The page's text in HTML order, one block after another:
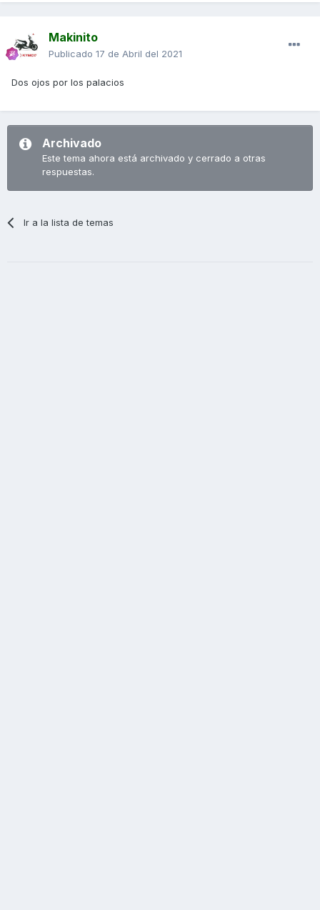
Makinito
Publicado 17 de Abril del 2021
Dos ojos por los palacios
Archivado
Este tema ahora está archivado y cerrado a otras
respuestas.
Ir a la lista de temas